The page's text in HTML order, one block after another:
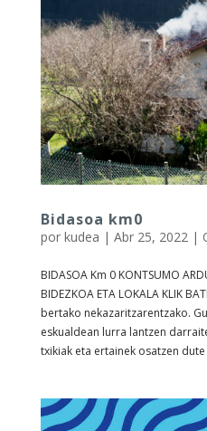
Bidasoa km0
por kudea | Abr 25, 2022|
BIDASOA Km 0 KONTSUMO
BIDEZKOA ETA LOKALA KLIK
bertako nekazaritzarentzako.
eskualdean lurra lantzen
txikiak eta ertainek osatzen